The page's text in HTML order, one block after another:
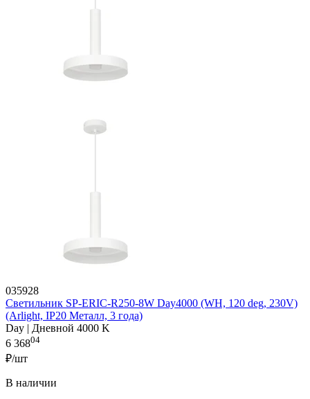
035928
Светильник SP-ERIC-R250-8W Day4000 (WH, 120 deg, 230V)
(Arlight, IP20 Металл, 3 года)
Day | Дневной 4000 K
6 36804
₽/шт
В наличии